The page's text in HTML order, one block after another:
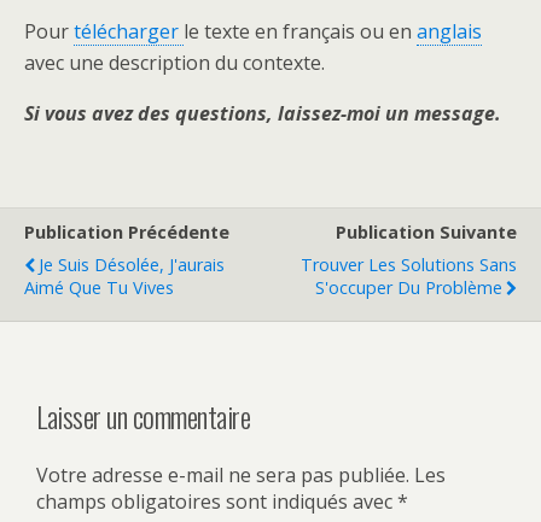
Pourtélécharger le texte en français ou en anglais
avec une description du contexte.
Si vous avez des questions, laissez-moi un message.
Publication Précédente
Je Suis Désolée, J'aurais
Aimé Que Tu Vives
Publication Suivante
Trouver Les Solutions Sans
S'occuper Du Problème
Laisser un commentaire
Votre adresse e-mail ne sera pas publiée. Les
champs obligatoires sont indiqués avec*